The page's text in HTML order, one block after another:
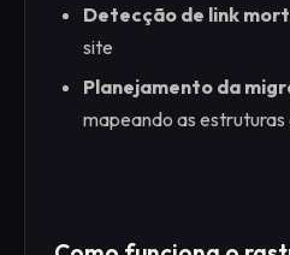
Detecção de link
site
Planejamento da
mapeando as estruturas